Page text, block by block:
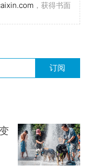
，获得书面
订阅